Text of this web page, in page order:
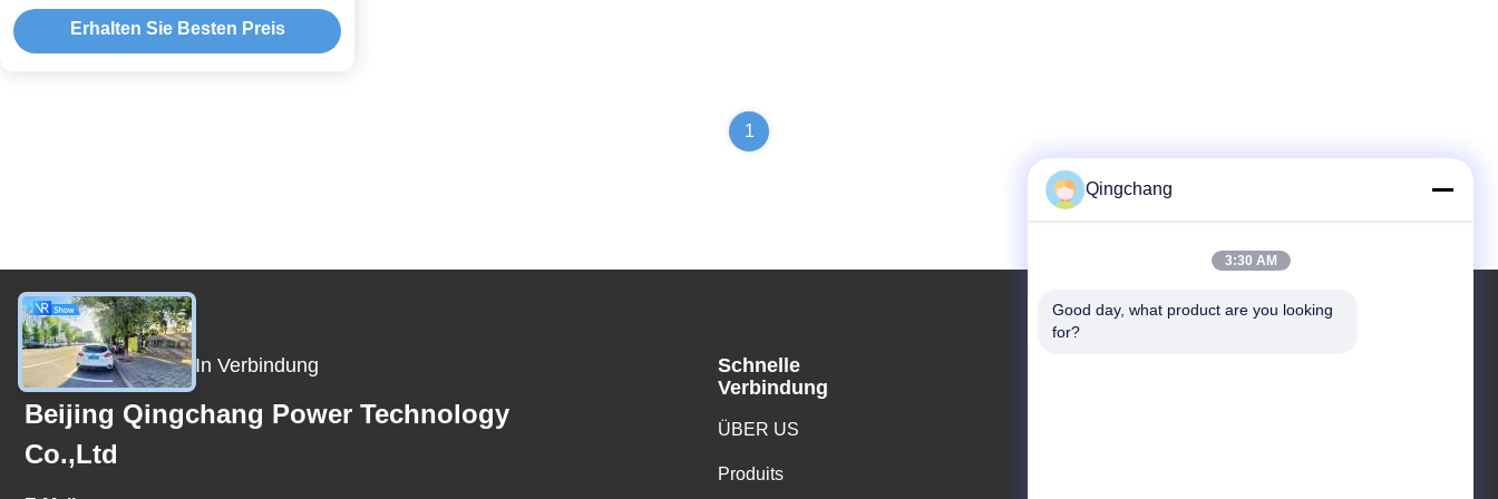
Erhalten Sie Besten Preis
1
Treten Sie Mit Uns In Verbindung
Beijing Qingchang Power Technology
Co.,Ltd
Schnelle
Verbindung
ÜBER US
Produits
Qingchang
3:30 AM
Good day, what product are you looking
for?